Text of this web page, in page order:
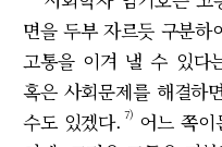
면을 두부 자르듯 구분
고통을 이겨 낼 수 있다
혹은 사회문제를 해결하
수도 있겠다. 7) 어느 쪽이